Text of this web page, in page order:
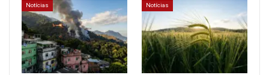
Notícias Notícias